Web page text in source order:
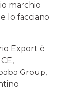
marchio
lo facciano
Export è
Group,